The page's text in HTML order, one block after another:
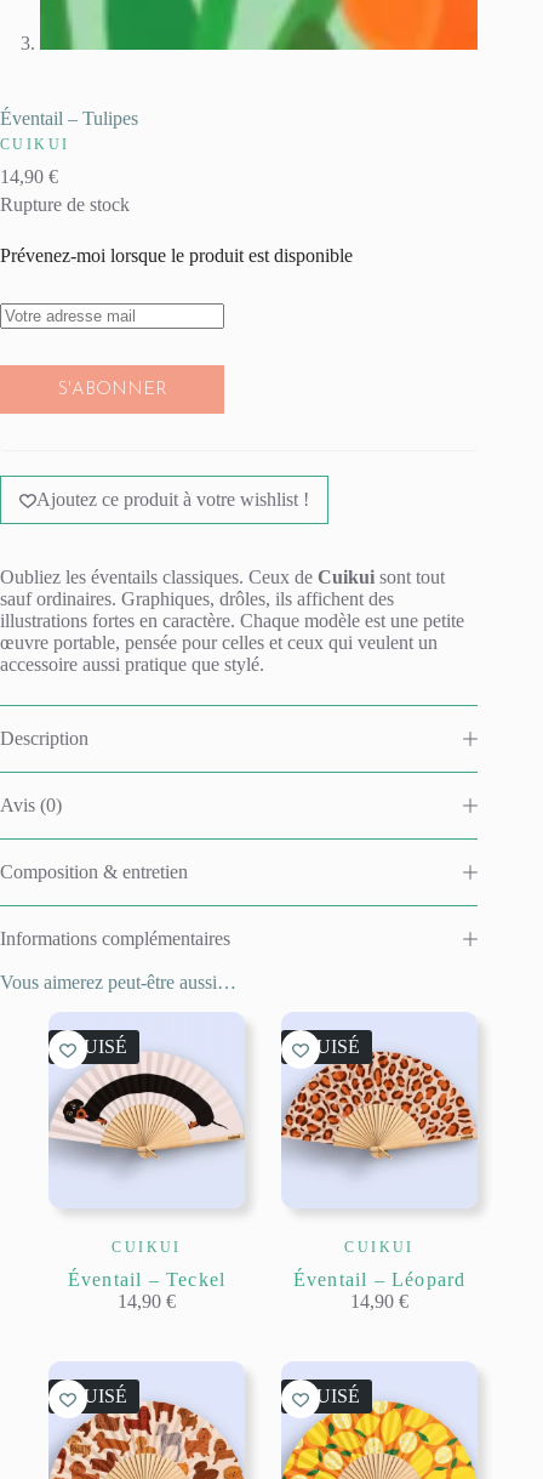
Éventail – Tulipes
CUIKUI
14,90 €
Rupture de stock
Prévenez-moi lorsque le produit est disponible
S'ABONNER
Ajoutez ce produit à votre wishlist !
Oubliez les éventails classiques. Ceux de Cuikui sont tout
sauf ordinaires. Graphiques, drôles, ils affichent des
illustrations fortes en caractère. Chaque modèle est une petite
œuvre portable, pensée pour celles et ceux qui veulent un
accessoire aussi pratique que stylé.
Description
Avis (0)
Composition & entretien
Informations complémentaires
Vous aimerez peut-être aussi…
ÉPUISÉ
CUIKUI
Éventail – Teckel
14,90€
ÉPUISÉ
CUIKUI
Éventail – Léopard
14,90€
ÉPUISÉ ÉPUISÉ